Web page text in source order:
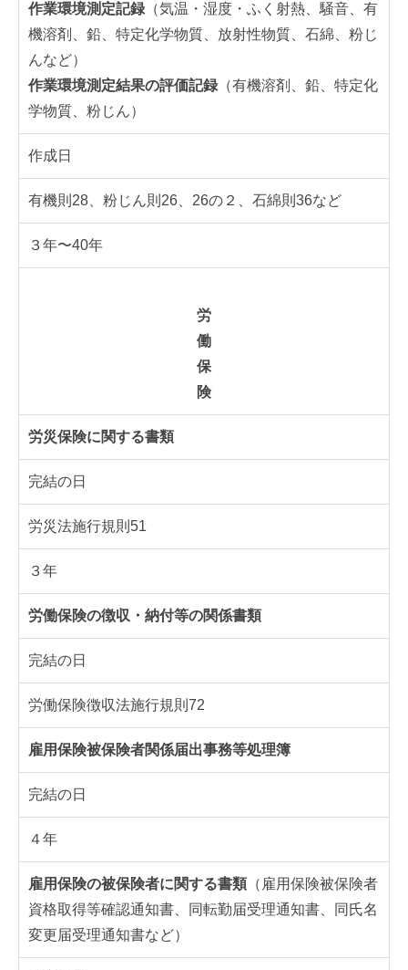
作業環境測定記録 （気温・湿度・ふく射熱、騒音、有
機溶剤、鉛、特定化学物質、放射性物質、石綿、粉じ
んなど）
作業環境測定結果の評価記録 （有機溶剤、鉛、特定化
学物質、粉じん）
作成日
有機則28、粉じん則26、26の２、石綿則36など
３年〜40年
労
働
保
険
労災保険に関する書類
完結の日
労災法施行規則51
３年
労働保険の徴収・納付等の関係書類
完結の日
労働保険徴収法施行規則72
雇用保険被保険者関係届出事務等処理簿
完結の日
４年
雇用保険の被保険者に関する書類 （雇用保険被保険者
資格取得等確認通知書、同転勤届受理通知書、同氏名
変更届受理通知書など）